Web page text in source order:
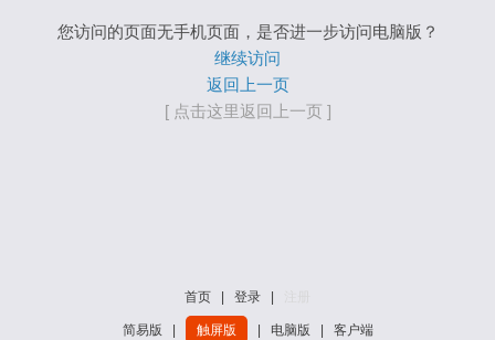
您访问的页面无手机页面，是否进一步访问电脑版？
继续访问
返回上一页
[ 点击这里返回上一页 ]
首页 登录
简易版 触屏版 电脑版
客户端